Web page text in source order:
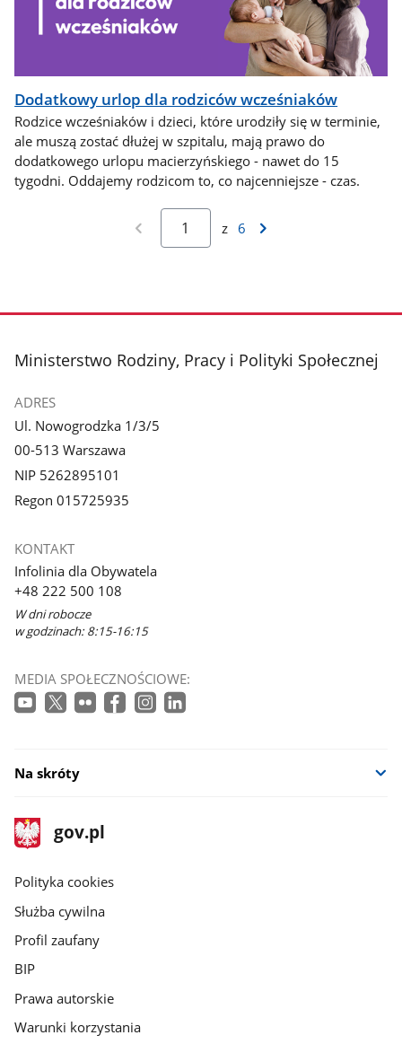
Dodatkowy urlop dla rodziców wcześniaków
Rodzice wcześniaków i dzieci, które urodziły się w terminie,
ale muszą zostać dłużej w szpitalu, mają prawo do
dodatkowego urlopu macierzyńskiego - nawet do 15
tygodni. Oddajemy rodzicom to, co najcenniejsze - czas.
z 6
stopka
Ministerstwo Rodziny, Pracy i Polityki Społecznej
ADRES
Ul. Nowogrodzka 1/3/5
00-513 Warszawa
NIP 5262895101
Regon 015725935
KONTAKT
Infolinia dla Obywatela
+48 222 500 108
W dni robocze
w godzinach: 8:15-16:15
MEDIA SPOŁECZNOŚCIOWE:
Na skróty
stopka
gov.pl
Strona
gov.pl
gov.pl
Polityka cookies
Służba cywilna
Profil zaufany
BIP
Prawa autorskie
Warunki korzystania